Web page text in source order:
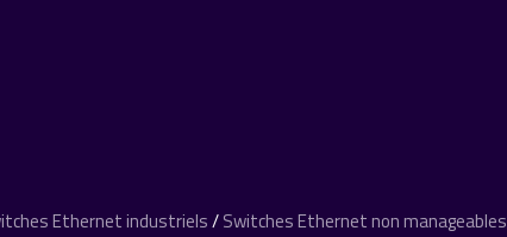
Ethernet industriels/Switches Ethernet non manageables